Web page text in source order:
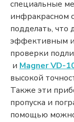
специальные
инфракрасном
подделать, что
эффективным
проверки
и Magner VD-
высокой
Также эти
пропуска и
помощью